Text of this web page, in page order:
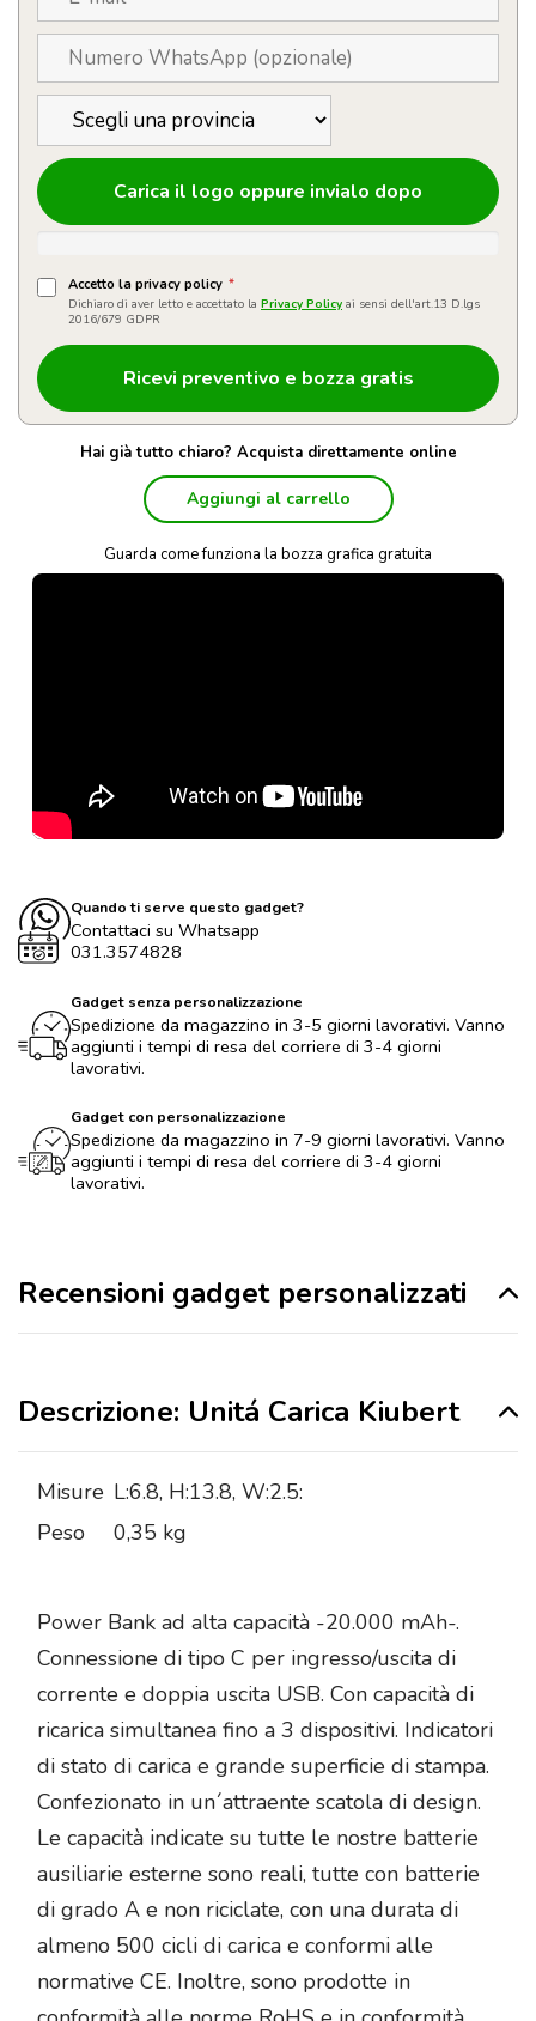
Carica il logo oppure invialo dopo
Accetto la privacy policy *
Dichiaro di aver letto e accettato la Privacy Policy ai sensi dell'art.13 D.lgs
2016/679 GDPR
Hai già tutto chiaro? Acquista direttamente online
Aggiungi al carrello
Guarda come funziona la bozza grafica gratuita
Quando ti serve questo gadget?
Contattaci su Whatsapp
031.3574828
Gadget senza personalizzazione
Spedizione da magazzino in 3-5 giorni lavorativi. Vanno
aggiunti i tempi di resa del corriere di 3-4 giorni
lavorativi.
Gadget con personalizzazione
Spedizione da magazzino in 7-9 giorni lavorativi. Vanno
aggiunti i tempi di resa del corriere di 3-4 giorni
lavorativi.
Recensioni gadget personalizzati
Descrizione: Unitá Carica Kiubert
Misure L:6.8, H:13.8, W:2.5:
Peso
0,35 kg
Power Bank ad alta capacità -20.000 mAh-.
Connessione di tipo C per ingresso/uscita di
corrente e doppia uscita USB. Con capacità di
ricarica simultanea fino a 3 dispositivi. Indicatori
di stato di carica e grande superficie di stampa.
Confezionato in un´attraente scatola di design.
Le capacità indicate su tutte le nostre batterie
ausiliarie esterne sono reali, tutte con batterie
di grado A e non riciclate, con una durata di
almeno 500 cicli di carica e conformi alle
normative CE. Inoltre, sono prodotte in